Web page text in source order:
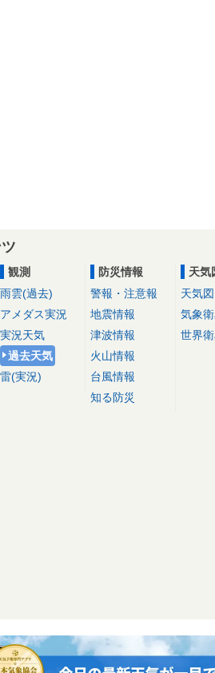
観測
雨雲(過去)
アメダス実況
実況天気
過去天気
雷(実況)
防災情報
警報・注意報
地震情報
津波情報
火山情報
台風情報
知る防災
天気
天気図
気象
世界